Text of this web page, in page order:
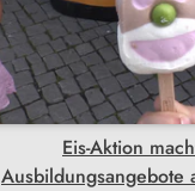
Eis-Aktion
Ausbildungsangebote